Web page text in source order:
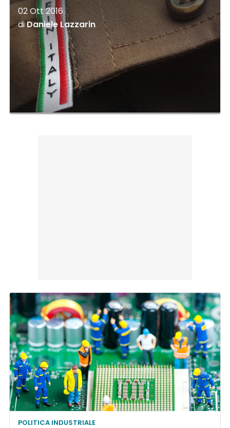
02 Ott 2016
diDaniele Lazzarin
POLITICA INDUSTRIALE